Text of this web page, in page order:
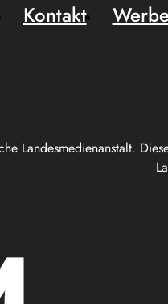
Landesmedienanstalt.
Kontakt